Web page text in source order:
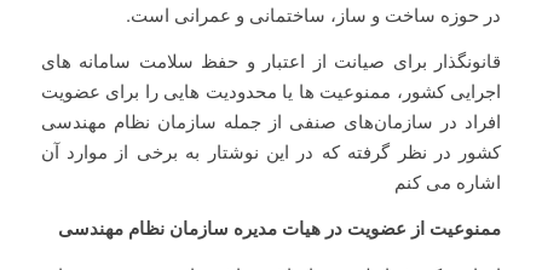
در حوزه ساخت و ساز، ساختمانی و عمرانی است.
قانونگذار برای صیانت از اعتبار و حفظ سلامت سامانه های
اجرایی کشور، ممنوعیت ها یا محدودیت هایی را برای عضویت
افراد در سازمان‌های صنفی از جمله سازمان نظام مهندسی
کشور در نظر گرفته که در این نوشتار به برخی از موارد آن
اشاره می کنم
ممنوعیت از عضویت در هیات مدیره ساز‌ما‌ن نظا‌م‌ ‌مهند‌سی